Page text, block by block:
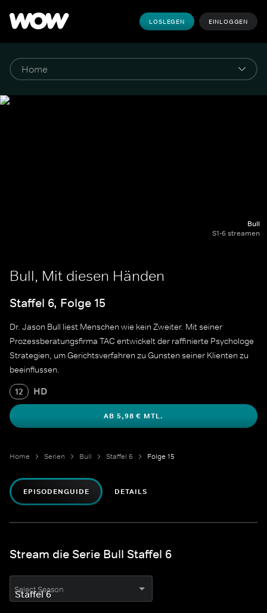
LOSLEGEN EINLOGGEN
Bull
S1-6 streamen
Bull, Mit diesen Händen
Staffel 6, Folge 15
Dr. Jason Bull liest Menschen wie kein Zweiter. Mit seiner
Prozessberatungsfirma TAC entwickelt der raffinierte Psychologe
Strategien, um Gerichtsverfahren zu Gunsten seiner Klienten zu
beeinflussen.
12 HD
AB 5,98 € MTL.
Home Serien Bull Staffel 6 Folge 15
EPISODENGUIDE DETAILS
Stream die Serie Bull Staffel 6
Select Season